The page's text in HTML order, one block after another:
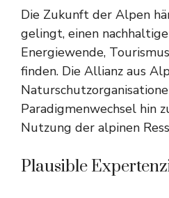
Die Zukunft der Alpen
gelingt, einen
Energiewende,
finden. Die Allianz aus
Paradigmenwechsel hin
Nutzung der alpinen
Plausible